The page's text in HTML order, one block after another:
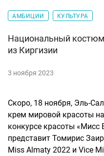
АМБИЦИИ КУЛЬТУРА
Национальный
из Киргизии
3 ноября 2023
Скоро, 18 ноября, Эль-
крем мировой красоты
конкурсе красоты «Мисс
представит Томирис
Miss Almaty 2022 и Vice